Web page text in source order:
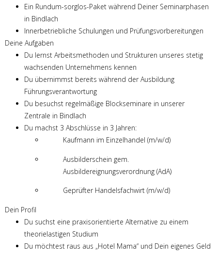
Ein Rundum-sorglos-Paket während Deiner Seminarphasen
in Bindlach
Innerbetriebliche Schulungen und Prüfungsvorbereitungen
Deine Aufgaben
Du lernst Arbeitsmethoden und Strukturen unseres stetig
wachsenden Unternehmens kennen
Du übernimmst bereits während der Ausbildung
Führungsverantwortung
Du besuchst regelmäßige Blockseminare in unserer
Zentrale in Bindlach
Du machst 3 Abschlüsse in 3 Jahren:
Kaufmann im Einzelhandel (m/w/d)
Ausbilderschein gem.
Ausbildereignungsverordnung (AdA)
Geprüfter Handelsfachwirt (m/w/d)
Dein Profil
Du suchst eine praxisorientierte Alternative zu einem
theorielastigen Studium
Du möchtest raus aus „Hotel Mama“ und Dein eigenes Geld